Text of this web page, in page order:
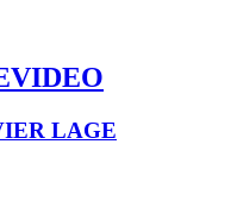
LAGE